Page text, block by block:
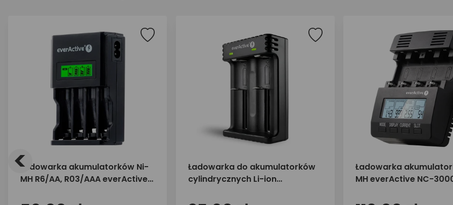
Ładowarka akumulatorków Ni-
MH R6/AA, R03/AAA everActive
Ładowarka do akumulatorków
cylindrycznych Li-ion
Ładowarka
MH everActive NC-
<